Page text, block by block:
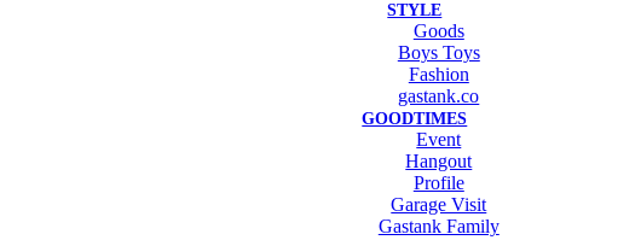
STYLE
Goods
Boys Toys
Fashion
gastank.co
GOODTIMES
Event
Hangout
Profile
Garage Visit
Gastank Family